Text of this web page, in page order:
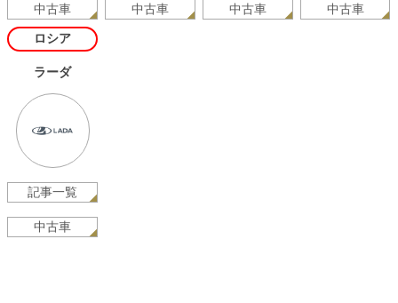
中古車 中古車 中古車 中古車
ロシア
ラーダ
記事一覧
中古車